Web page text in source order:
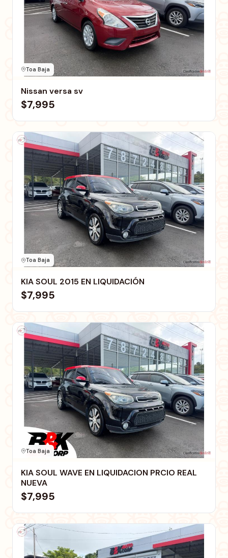
Toa Baja
Nissan versa sv
$7,995
Toa Baja
KIA SOUL 2015 EN LIQUIDACIÓN
$7,995
Toa Baja
KIA SOUL WAVE EN LIQUIDACION PRCIO REAL
NUEVA
$7,995